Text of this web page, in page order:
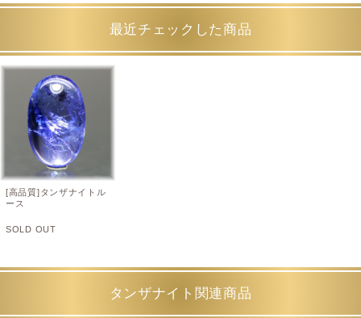
最近チェックした商品
[高品質]タンザナイトル
ース
SOLD OUT
タンザナイト関連商品